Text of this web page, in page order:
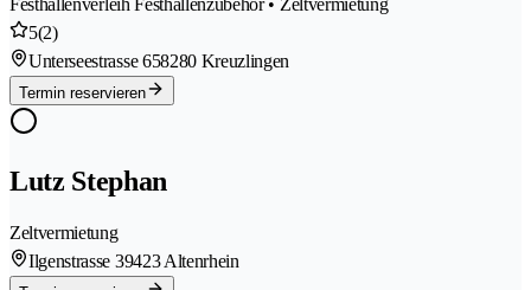
5(2)
Unterseestrasse 658280 Kreuzlingen
Termin reservieren
Lutz Stephan
Zeltvermietung
Ilgenstrasse 39423 Altenrhein